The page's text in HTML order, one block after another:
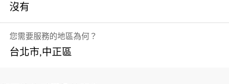
沒有
您需要服務的地區為何？
台北市,中正區